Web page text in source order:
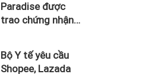
Paradise được
trao chứng nhận
minh dựa trên tiêu
chuẩn toàn cầu
Bộ Y tế yêu cầu
Shopee, Lazada